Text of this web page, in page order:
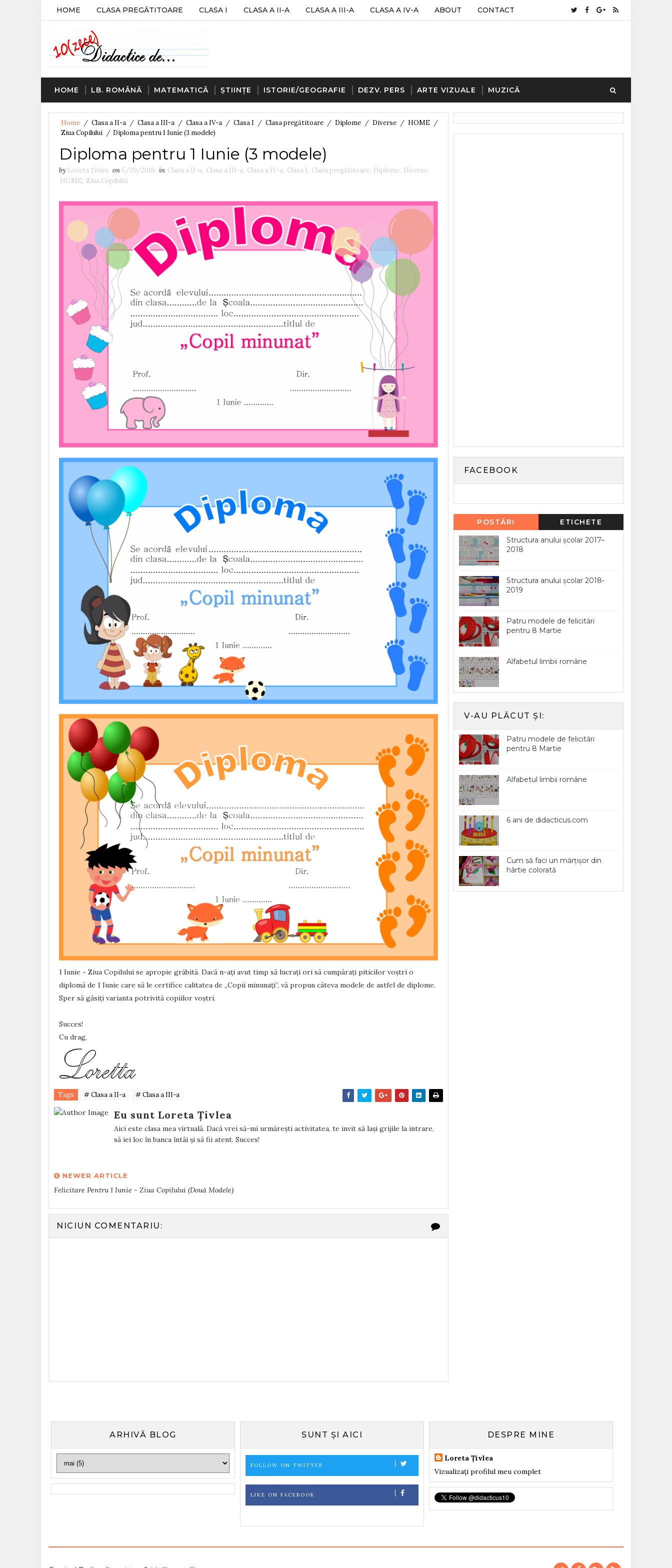
HOME CLASA PREGĂTITOARE CLASA I CLASA A II-A CLASA A III-A CLASA A IV-A ABOUT CONTACT
HOME LB. ROMÂNĂ MATEMATICĂ ȘTIINȚE ISTORIE/GEOGRAFIE DEZV. PERS ARTE VIZUALE MUZICĂ
Home / Clasa a II-a / Clasa a III-a / Clasa a IV-a / Clasa I / Clasa pregătitoare / Diplome / Diverse / HOME /
Ziua Copilului / Diploma pentru 1 Iunie (3 modele)
Diploma pentru 1 Iunie (3 modele)
by Loreta Țivlea on5/29/2016 in Clasa a II-a, Clasa a III-a, Clasa a IV-a, Clasa I, Clasa pregătitoare, Diplome, Diverse,
HOME, Ziua Copilului
1 Iunie - Ziua Copilului se apropie grăbită. Dacă n-ați avut timp să lucrați ori să cumpărați piticilor voștri o
diplomă de 1 Iunie care să le certifice calitatea de „Copii minunați”, vă propun câteva modele de astfel de diplome.
Sper să găsiți varianta potrivită copiilor voștri.
Succes!
Cu drag,
Tags # Clasa a II-a # Clasa a III-a
Eu sunt Loreta Țivlea
Aici este clasa mea virtuală. Dacă vrei să-mi urmărești activitatea, te invit să lași grijile la intrare,
să iei loc în banca întâi și să fii atent. Succes!
NEWER ARTICLE
Felicitare Pentru 1 Iunie - Ziua Copilului (două Modele)
NICIUN COMENTARIU:
FACEBOOK
POSTĂRI
POPULARE
ETICHETE
Structura anului școlar 2017–
2018
Structura anului școlar 2018-
2019
Patru modele de felicitări
pentru 8 Martie
Alfabetul limbii române
V-AU PLĂCUT ȘI:
Patru modele de felicitări
pentru 8 Martie
Alfabetul limbii române
6 ani de didacticus.com
Cum să faci un mărțișor din
hârtie colorată
ARHIVĂ BLOG SUNT ȘI AICI
FOLLOW ON TWITTER
LIKE ON FACEBOOK
DESPRE MINE
Loreta Țivlea
Vizualizați profilul meu complet